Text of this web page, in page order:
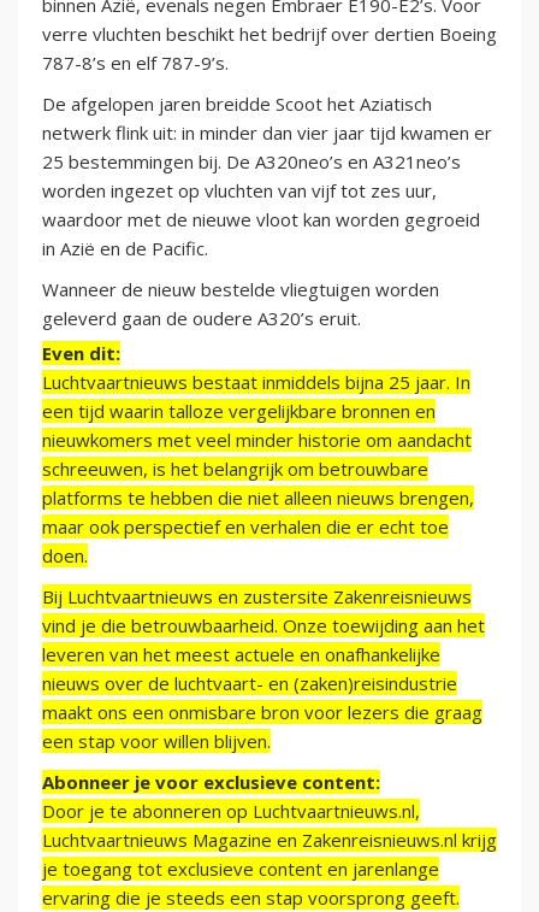
binnen Azië, evenals negen Embraer E190-E2’s. Voor
verre vluchten beschikt het bedrijf over dertien Boeing
787-8’s en elf 787-9’s.
De afgelopen jaren breidde Scoot het Aziatisch
netwerk flink uit: in minder dan vier jaar tijd kwamen er
25 bestemmingen bij. De A320neo’s en A321neo’s
worden ingezet op vluchten van vijf tot zes uur,
waardoor met de nieuwe vloot kan worden gegroeid
in Azië en de Pacific.
Wanneer de nieuw bestelde vliegtuigen worden
geleverd gaan de oudere A320’s eruit.
Even dit:
Luchtvaartnieuws bestaat inmiddels bijna 25 jaar. In
een tijd waarin talloze vergelijkbare bronnen en
nieuwkomers met veel minder historie om aandacht
schreeuwen, is het belangrijk om betrouwbare
platforms te hebben die niet alleen nieuws brengen,
maar ook perspectief en verhalen die er echt toe
doen.
Bij Luchtvaartnieuws en zustersite Zakenreisnieuws
vind je die betrouwbaarheid. Onze toewijding aan het
leveren van het meest actuele en onafhankelijke
nieuws over de luchtvaart- en (zaken)reisindustrie
maakt ons een onmisbare bron voor lezers die graag
een stap voor willen blijven.
Abonneer je voor exclusieve content:
Door je te abonneren op Luchtvaartnieuws.nl,
Luchtvaartnieuws Magazine en Zakenreisnieuws.nl krijg
je toegang tot exclusieve content en jarenlange
ervaring die je steeds een stap voorsprong geeft.